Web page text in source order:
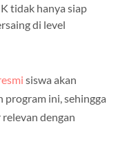
tidak hanya siap
di level
siswa akan
program ini, sehingga
dengan